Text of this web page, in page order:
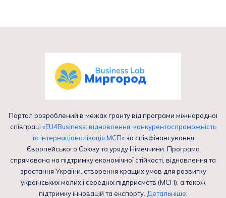
Портал розроблений в межах гранту від програми міжнародної
співпраці «EU4Business: відновлення, конкурентоспроможність
та інтернаціоналізація МСП»за співфінансування
Європейського Союзу та уряду Німеччини. Програма
спрямована на підтримку економічної стійкості, відновлення та
зростання України, створення кращих умов для розвитку
українських малих і середніх підприємств (МСП), а також
підтримку інновацій та експорту. Детальніше: